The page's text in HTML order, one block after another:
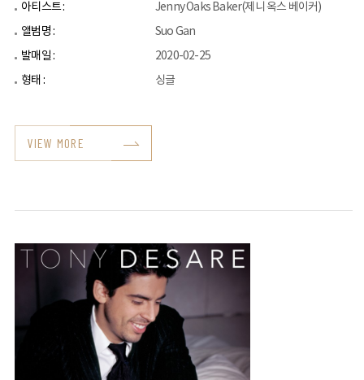
아티스트 :
Jenny Oaks Baker(제니 옥스 베이커)
앨범명 :
Suo Gan
발매일 :
2020-02-25
형태 :
싱글
VIEW MORE